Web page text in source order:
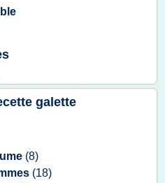
galette
(8)
(18)